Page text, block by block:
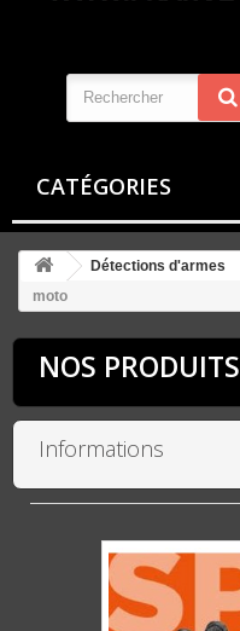
CATÉGORIES
Détections d'armes
moto
NOS PRODUITS
Informations